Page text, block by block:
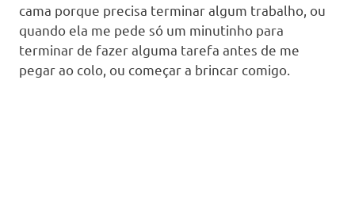
cama porque precisa terminar algum trabalho, ou
quando ela me pede só um minutinho para
terminar de fazer alguma tarefa antes de me
pegar ao colo, ou começar a brincar comigo.